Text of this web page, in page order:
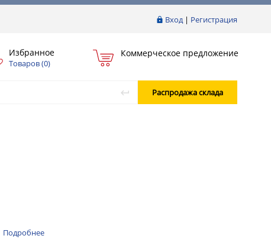
Вход| Регистрация
Избранное
Товаров (0)
Коммерческое предложение
Распродажа склада
Подробнее